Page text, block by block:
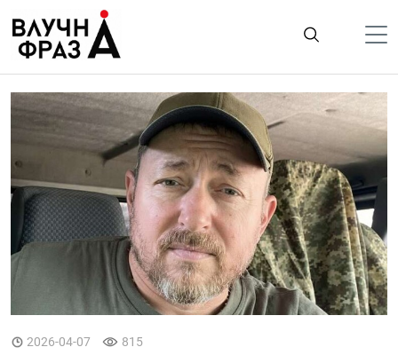
содержимому
Політика
Гроші
Життя
Лайфстайл
ТехноНаука
Корисності
2026-04-07 815